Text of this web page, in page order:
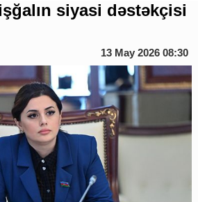
siyasi dəstəkçisi
13 May 2026 08:30